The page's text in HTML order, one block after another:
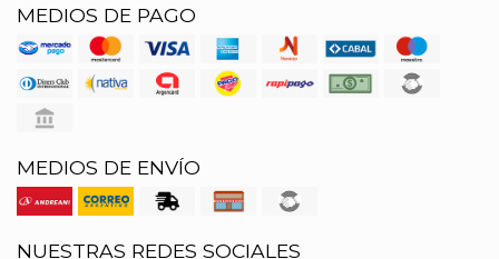
MEDIOS DE PAGO
MEDIOS DE ENVÍO
NUESTRAS REDES SOCIALES